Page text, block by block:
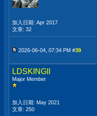
加入日期: Apr 2017
文章: 32
2026-06-04, 07:34 PM #39
LDSKINGII
Major Member
加入日期: May 2021
文章: 250